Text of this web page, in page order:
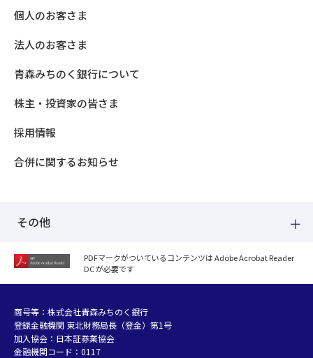
個人のお客さま
法人のお客さま
青森みちのく銀行について
株主・投資家の皆さま
採用情報
合併に関するお知らせ
その他
紛失した場合
個人データおよび法人情報に関するグループ共同利用について
マネー・ローンダリング等及び金融犯罪の防止について
販売勧誘方針
PDFマークがついているコンテンツは Adobe Acrobat Reader
DC が必要です
商号等：株式会社青森みちのく銀行
登録金融機関 東北財務局長（登金）第1号
加入協会：日本証券業協会
金融機関コード：0117